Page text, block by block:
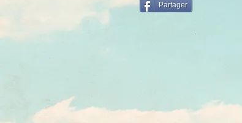
Partager